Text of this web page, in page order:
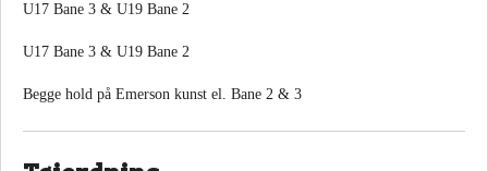
U17 Bane 3 & U19 Bane 2
U17 Bane 3 & U19 Bane 2
Begge hold på Emerson kunst el. Bane 2 & 3